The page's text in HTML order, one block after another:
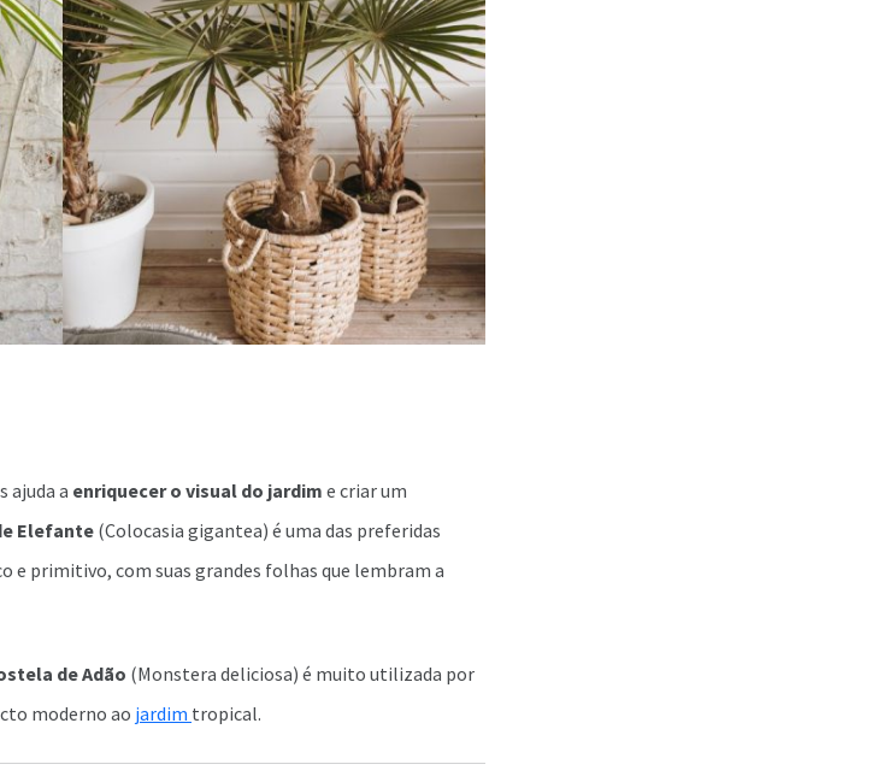
ajuda a enriquecer o visual do jardim e criar um
Elefante (Colocasia gigantea) é uma das preferidas
e primitivo, com suas grandes folhas que lembram a
de Adão (Monstera deliciosa) é muito utilizada por
moderno ao jardim tropical.